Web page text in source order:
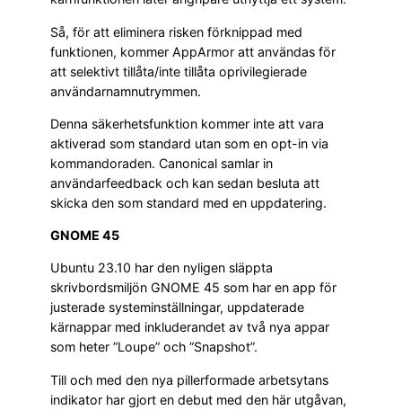
Så, för att eliminera risken förknippad med
funktionen, kommer AppArmor att användas för
att selektivt tillåta/inte tillåta oprivilegierade
användarnamnutrymmen.
Denna säkerhetsfunktion kommer inte att vara
aktiverad som standard utan som en opt-in via
kommandoraden. Canonical samlar in
användarfeedback och kan sedan besluta att
skicka den som standard med en uppdatering.
GNOME 45
Ubuntu 23.10 har den nyligen släppta
skrivbordsmiljön GNOME 45 som har en app för
justerade systeminställningar, uppdaterade
kärnappar med inkluderandet av två nya appar
som heter ”Loupe” och ”Snapshot”.
Till och med den nya pillerformade arbetsytans
indikator har gjort en debut med den här utgåvan,